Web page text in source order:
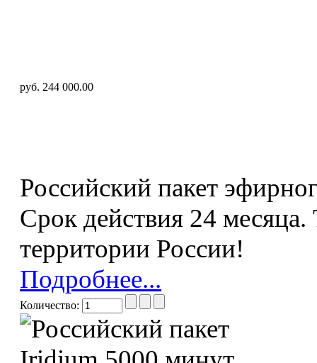
руб. 244 000.00
Российский пакет
Срок действия 24 месяца.
территории России!
Подробнее...
Количество: